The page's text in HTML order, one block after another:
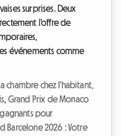
surprises. Deux
l'offre de
événements comme
chambre chez l'habitant,
, Grand Prix de Monaco
pour
Barcelone 2026 : Votre